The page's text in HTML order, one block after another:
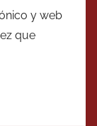
y web
que